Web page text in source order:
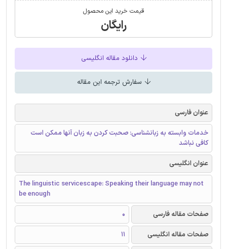
قیمت خرید این محصول
رایگان
دانلود مقاله انگلیسی
سفارش ترجمه این مقاله
عنوان فارسی
خدمات وابسته به زبانشناسی: صحبت کردن به زبان آنها ممکن است
کافی نباشد
عنوان انگلیسی
The linguistic servicescape: Speaking their language may not
be enough
صفحات مقاله فارسی
0
صفحات مقاله انگلیسی
11